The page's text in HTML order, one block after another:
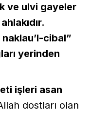
ve ulvi gayeler
cibal”
yerinden
işleri asan
dostları olan